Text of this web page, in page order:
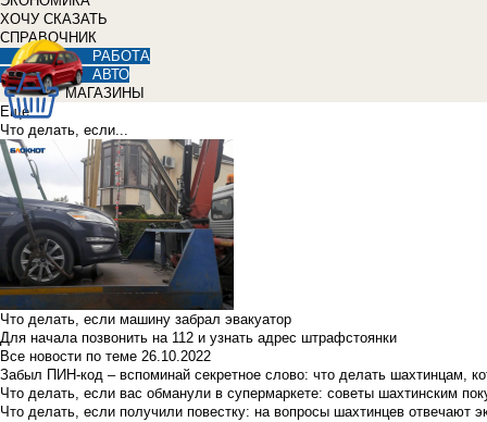
ХОЧУ СКАЗАТЬ
СПРАВОЧНИК
РАБОТА
АВТО
МАГАЗИНЫ
Еще
Что делать, если...
Что делать, если машину забрал эвакуатор
Для начала позвонить на 112 и узнать адрес штрафстоянки
Все новости по теме 26.10.2022
Забыл ПИН-код – вспоминай секретное слово: что делать шахтинцам,
Что делать, если вас обманули в супермаркете: советы шахтинским
Что делать, если получили повестку: на вопросы шахтинцев отвечают